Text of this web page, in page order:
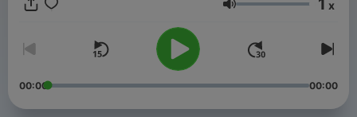
Volumen x
00:00 00:00